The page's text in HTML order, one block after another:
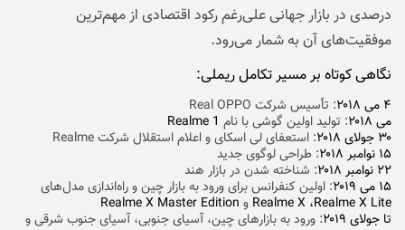
درصدی در بازار جهانی علی‌رغم رکود اقتصادی از مهم‌ترین
موفقیت‌های آن به شمار می‌رود.
نگاهی کوتاه بر مسیر تکامل ریملی:
۴ می ۲۰۱۸
: تأسیس شرکت Real OPPO
می ۲۰۱۸
: تولید اولین گوشی با نام Realme 1
۳۰ جولای ۲۰۱۸
: استعفای لی اسکای و اعلام استقلال شرکت Realme
۱۵ نوامبر ۲۰۱۸
: طراحی لوگوی جدید
۲۲ نوامبر ۲۰۱۸
: شناخته شدن در بازار هند
۱۵ می ۲۰۱۹
: اولین کنفرانس برای ورود به بازار چین و راه‌‌اندازی مدل‌های
Realme X ،Realme X Lite و Realme X Master Edition
تا جولای ۲۰۱۹
: ورود به بازار‌های چین، آسیای جنوبی، آسیای جنوب شرقی و